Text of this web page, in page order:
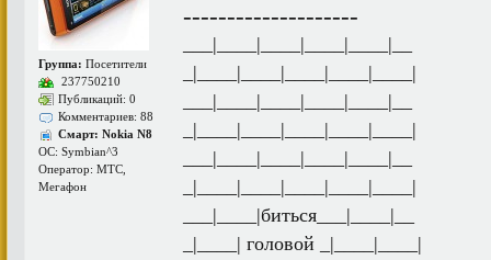
Группа: Посетители
237750210
Публикаций: 0
Комментариев: 88
Смарт: Nokia N8
ОС: Symbian^3
Оператор: МТС,
Мегафон
--------------------
___|____|____|____|____|__
_|____|____|____|____|____|
___|____|____|____|____|__
_|____|____|____|____|____|
___|____|____|____|____|__
_|____|____|____|____|____|
___|____|биться___|____|__
_|____| головой _|____|____|